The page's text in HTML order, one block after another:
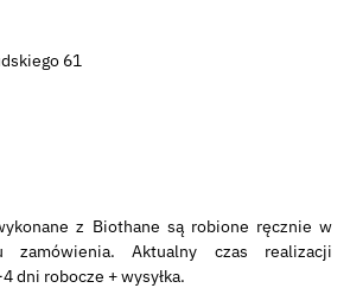
61
z Biothane są robione ręcznie w
zamówienia. Aktualny czas realizacji
dni robocze + wysyłka.